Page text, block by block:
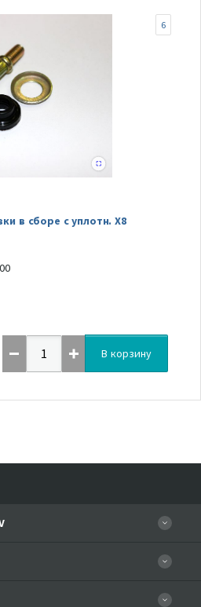
в сборе с уплотн. Х8
6
В корзину